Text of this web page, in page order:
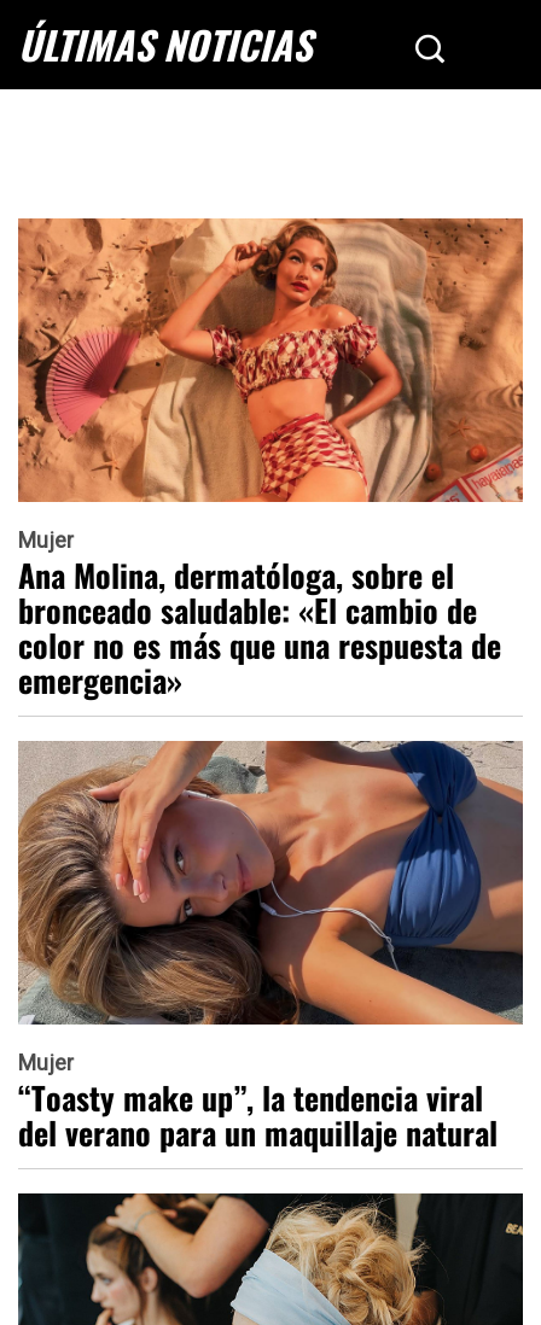
ÚLTIMAS NOTICIAS
Mujer
Ana Molina, dermatóloga, sobre el
bronceado saludable: «El cambio de
color no es más que una respuesta de
emergencia»
Mujer
“Toasty make up”, la tendencia viral
del verano para un maquillaje natural